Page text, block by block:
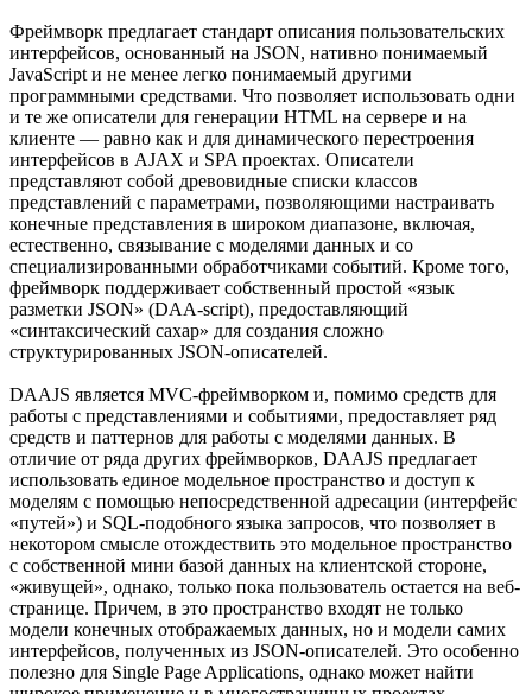
Фреймворк предлагает стандарт описания пользовательских
интерфейсов, основанный на JSON, нативно понимаемый
JavaScript и не менее легко понимаемый другими
программными средствами. Что позволяет использовать одни
и те же описатели для генерации HTML на сервере и на
клиенте — равно как и для динамического перестроения
интерфейсов в AJAX и SPA проектах. Описатели
представляют собой древовидные списки классов
представлений с параметрами, позволяющими настраивать
конечные представления в широком диапазоне, включая,
естественно, связывание с моделями данных и со
специализированными обработчиками событий. Кроме того,
фреймворк поддерживает собственный простой «язык
разметки JSON» (DAA-script), предоставляющий
«синтаксический сахар» для создания сложно
структурированных JSON-описателей.
DAAJS является MVC-фреймворком и, помимо средств для
работы с представлениями и событиями, предоставляет ряд
средств и паттернов для работы с моделями данных. В
отличие от ряда других фреймворков, DAAJS предлагает
использовать единое модельное пространство и доступ к
моделям с помощью непосредственной адресации (интерфейс
«путей») и SQL-подобного языка запросов, что позволяет в
некотором смысле отождествить это модельное пространство
с собственной мини базой данных на клиентской стороне,
«живущей», однако, только пока пользователь остается на веб-
странице. Причем, в это пространство входят не только
модели конечных отображаемых данных, но и модели самих
интерфейсов, полученных из JSON-описателей. Это особенно
полезно для Single Page Applications, однако может найти